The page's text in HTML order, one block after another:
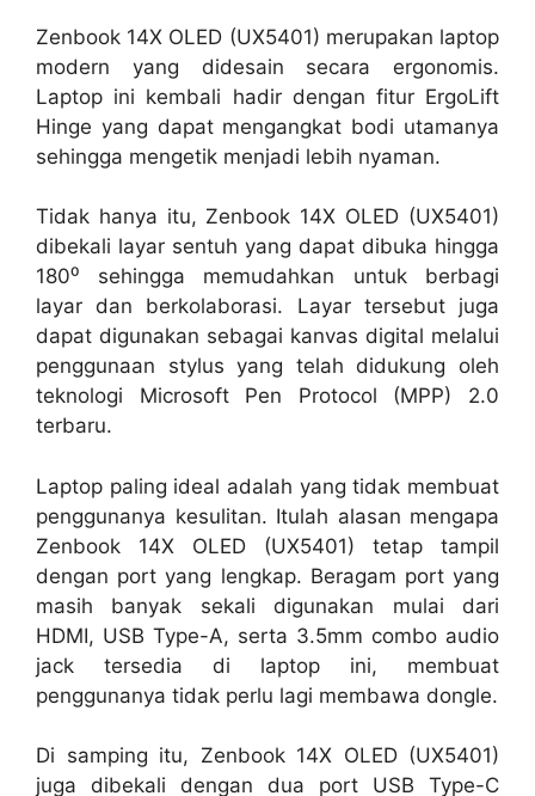
Zenbook 14X OLED (UX5401) merupakan laptop
modern yang didesain secara ergonomis.
Laptop ini kembali hadir dengan fitur ErgoLift
Hinge yang dapat mengangkat bodi utamanya
sehingga mengetik menjadi lebih nyaman.
Tidak hanya itu, Zenbook 14X OLED (UX5401)
dibekali layar sentuh yang dapat dibuka hingga
180⁰ sehingga memudahkan untuk berbagi
layar dan berkolaborasi. Layar tersebut juga
dapat digunakan sebagai kanvas digital melalui
penggunaan stylus yang telah didukung oleh
teknologi Microsoft Pen Protocol (MPP) 2.0
terbaru.
Laptop paling ideal adalah yang tidak membuat
penggunanya kesulitan. Itulah alasan mengapa
Zenbook 14X OLED (UX5401) tetap tampil
dengan port yang lengkap. Beragam port yang
masih banyak sekali digunakan mulai dari
HDMI, USB Type-A, serta 3.5mm combo audio
jack tersedia di laptop ini, membuat
penggunanya tidak perlu lagi membawa dongle.
Di samping itu, Zenbook 14X OLED (UX5401)
juga dibekali dengan dua port USB Type-C